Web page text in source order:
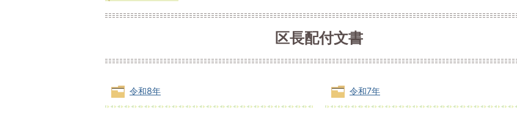
区長配付文書
令和8年 令和7年